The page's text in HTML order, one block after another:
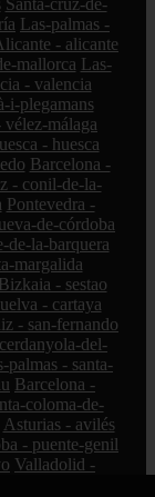
Santa-cruz-de-
Las-palmas -
- alicante
mallorca Las-
- valencia
i-plegamans
vélez-málaga
- huesca
Barcelona -
- conil-de-la-
Pontevedra -
de-córdoba
de-la-barquera
margalida
Bizkaia - sestao
- cartaya
- san-fernando
del-
palmas - santa-
Barcelona -
coloma-de-
Asturias - avilés
- puente-genil
Valladolid -